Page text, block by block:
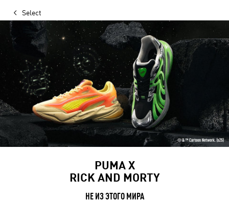
Select
PUMA Х
RICK AND MORTY
НЕ ИЗ ЭТОГО МИРА